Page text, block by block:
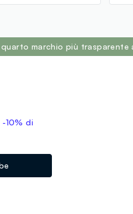
quarto marchio più trasparente
-10% di